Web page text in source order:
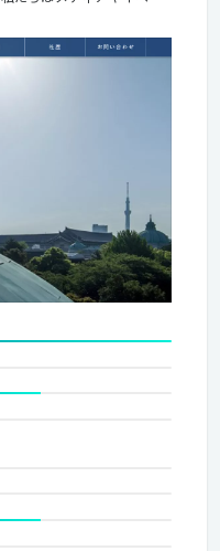
の更なるレベルの向上
の成長を志しています。